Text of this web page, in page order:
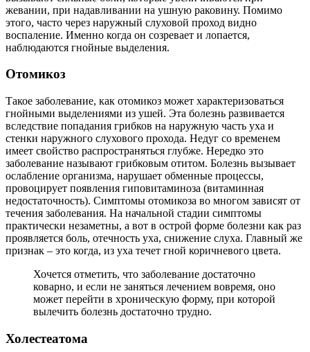
жевании, при надавливании на ушную раковину. Помимо
этого, часто через наружный слуховой проход видно
воспаление. Именно когда он созревает и лопается,
наблюдаются гнойные выделения.
Отомикоз
Такое заболевание, как отомикоз может характеризоваться
гнойными выделениями из ушей. Эта болезнь развивается
вследствие попадания грибков на наружную часть уха и
стенки наружного слухового прохода. Недуг со временем
имеет свойство распространяться глубже. Нередко это
заболевание называют грибковым отитом. Болезнь вызывает
ослабление организма, нарушает обменные процессы,
провоцирует появления гиповитаминоза (витаминная
недостаточность). Симптомы отомикоза во многом зависят от
течения заболевания. На начальной стадии симптомы
практически незаметны, а вот в острой форме болезни как раз
проявляется боль, отечность уха, снижение слуха. Главный же
признак – это когда, из уха течет гной коричневого цвета.
Хочется отметить, что заболевание достаточно
коварно, и если не заняться лечением вовремя, оно
может перейти в хроническую форму, при которой
вылечить болезнь достаточно трудно.
Холестеатома